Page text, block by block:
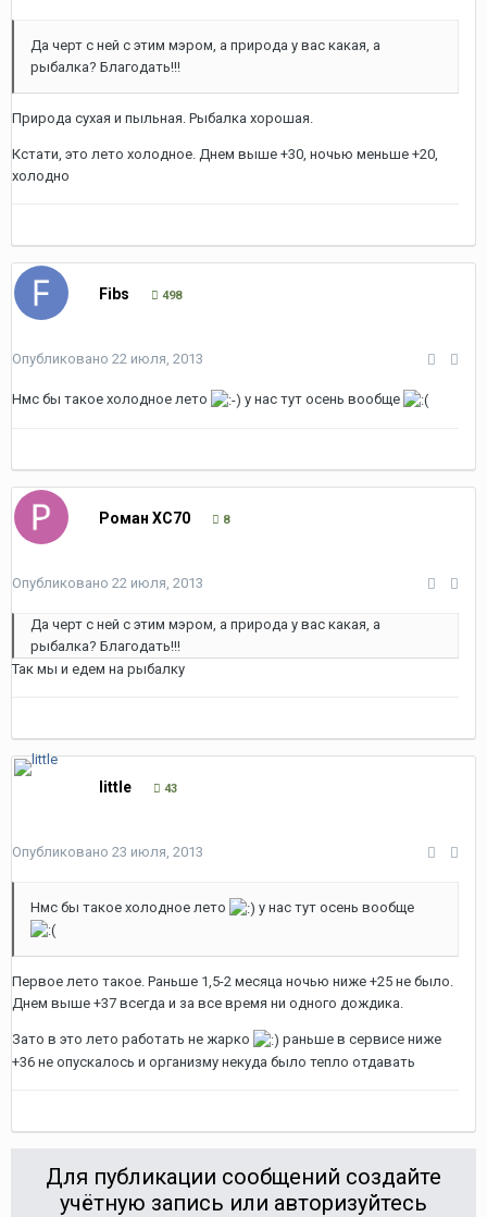
Да черт с ней с этим мэром, а природа у вас какая, а
рыбалка? Благодать!!!
Природа сухая и пыльная. Рыбалка хорошая.
Кстати, это лето холодное. Днем выше +30, ночью меньше +20,
холодно
Fibs 498
Опубликовано 22 июля, 2013
Нмс бы такое холодное лето у нас тут осень вообще
Роман XC70 8
Опубликовано 22 июля, 2013
Да черт с ней с этим мэром, а природа у вас какая, а
рыбалка? Благодать!!!
Так мы и едем на рыбалку
little 43
Опубликовано 23 июля, 2013
Нмс бы такое холодное лето у нас тут осень вообще
Первое лето такое. Раньше 1,5-2 месяца ночью ниже +25 не было.
Днем выше +37 всегда и за все время ни одного дождика.
Зато в это лето работать не жарко
раньше в сервисе ниже
+36 не опускалось и организму некуда было тепло отдавать
Для публикации сообщений создайте
учётную запись или авторизуйтесь